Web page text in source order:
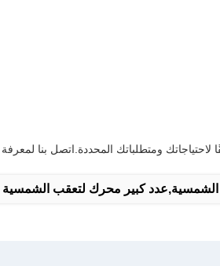
كبير محرك لتعقب الشمسية